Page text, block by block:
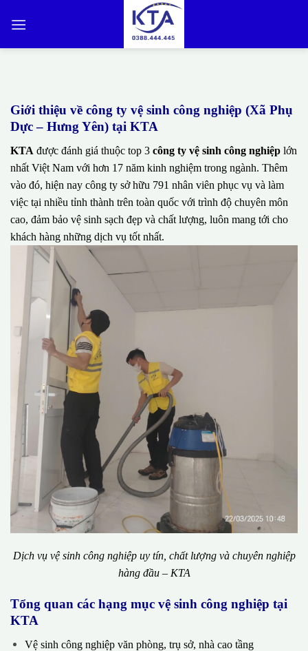
qua
Giới thiệu về công ty vệ sinh công nghiệp (Xã Phụ
Dực – Hưng Yên) tại KTA
KTA được đánh giá thuộc top 3 công ty vệ sinh công nghiệp lớn
nhất Việt Nam với hơn 17 năm kinh nghiệm trong ngành. Thêm
vào đó, hiện nay công ty sở hữu 791 nhân viên phục vụ và làm
việc tại nhiều tỉnh thành trên toàn quốc với trình độ chuyên môn
cao, đảm bảo vệ sinh sạch đẹp và chất lượng, luôn mang tới cho
khách hàng những dịch vụ tốt nhất.
Dịch vụ vệ sinh công nghiệp uy tín, chất lượng và chuyên nghiệp
hàng đầu – KTA
Tổng quan các hạng mục vệ sinh công nghiệp tại
KTA
Vệ sinh công nghiệp văn phòng, trụ sở, nhà cao tầng